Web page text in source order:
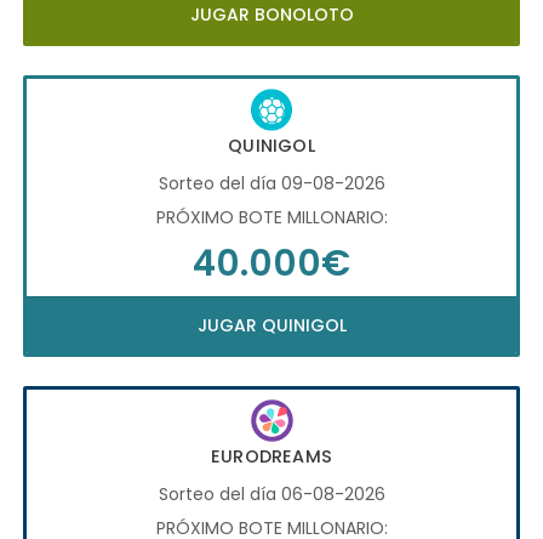
JUGAR BONOLOTO
QUINIGOL
Sorteo del día 09-08-2026
PRÓXIMO BOTE MILLONARIO:
40.000€
JUGAR QUINIGOL
EURODREAMS
Sorteo del día 06-08-2026
PRÓXIMO BOTE MILLONARIO: